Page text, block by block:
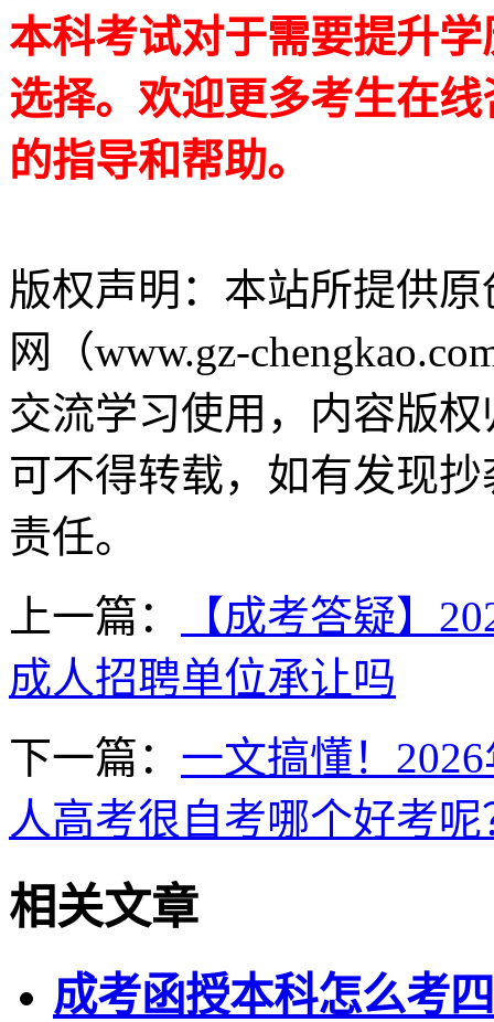
本科考试对于需要提升
选择。欢迎更多考生在
的指导和帮助。
版权声明： 本站所提供
网（www.gz-
交流学习使用，内容版
可不得转载，如有发现
责任。
上一篇：
【成考答疑】
成人招聘单位承让吗
下一篇： 一文搞懂！
人高考很自考哪个好考呢
相关文章
成考函授本科怎么考